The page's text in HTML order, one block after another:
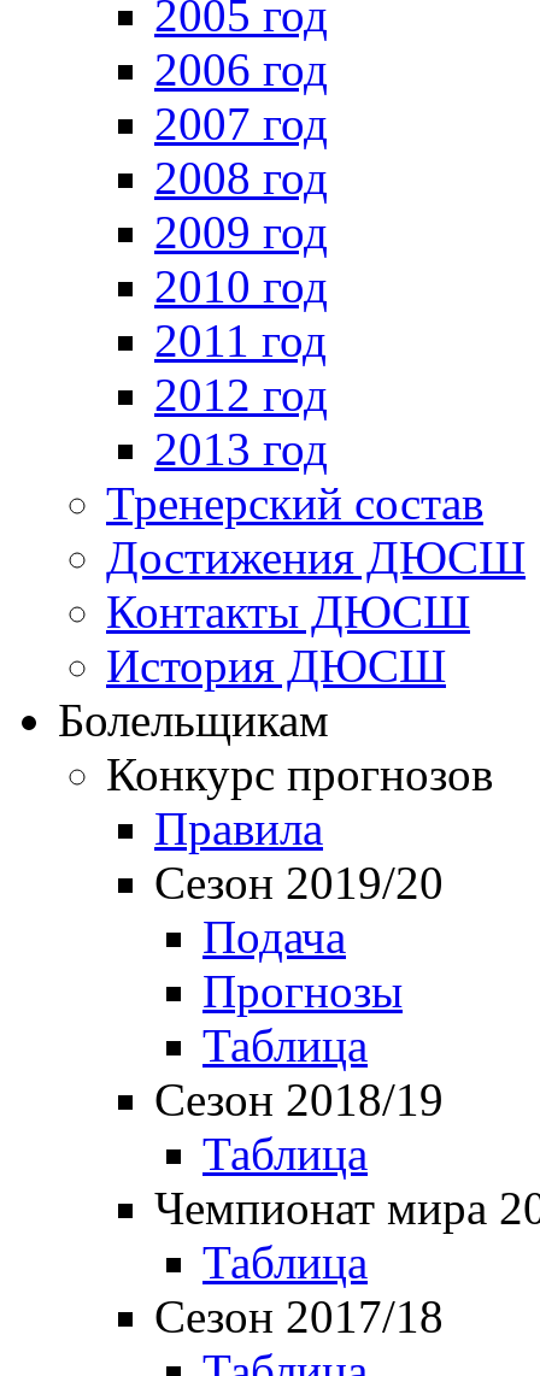
2005 год
2006 год
2007 год
2008 год
2009 год
2010 год
2011 год
2012 год
2013 год
Тренерский состав
Достижения ДЮСШ
Контакты ДЮСШ
История ДЮСШ
Болельщикам
Конкурс прогнозов
Правила
Сезон 2019/20
Подача
Прогнозы
Таблица
Сезон 2018/19
Таблица
Чемпионат мира
Таблица
Сезон 2017/18